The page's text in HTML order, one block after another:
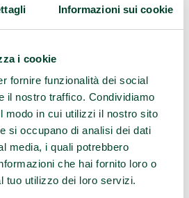
Informazioni sui cookie
i cookie
fornire funzionalità dei social
il nostro traffico. Condividiamo
modo in cui utilizzi il nostro sito
si occupano di analisi dei dati
media, i quali potrebbero
che hai fornito loro o
tuo utilizzo dei loro servizi.
i ristoranti e pubblici
una vetrofania con il
gusto!.La possibilità di
aperta, basta scrivere
.
hanno aderito al
l’Albergo Ristorante